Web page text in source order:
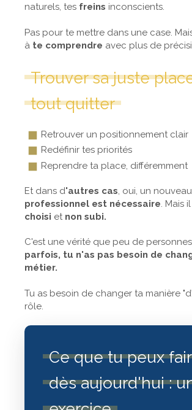
naturels, tes freins inconscients.
Pas pour te mettre dans une case.
à te comprendre avec plus de
Trouver sa juste
tout quitter
Retrouver un positionnement clair
Redéfinir tes priorités
Reprendre ta place, différemment
Et dans d'autres cas, oui, un nouveau
professionnel est nécessaire. Mais
choisi et non subi.
C'est une vérité que peu de
parfois, tu n'as pas besoin de
métier.
Tu as besoin de changer ta manière
rôle.
Ce que tu peux
dès aujourd'hui :